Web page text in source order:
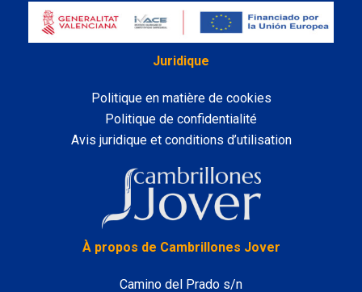
Juridique
Politique en matière de cookies
Politique de confidentialité
Avis juridique et conditions d’utilisation
À propos de Cambrillones Jover
Camino del Prado s/n
LinkedIn